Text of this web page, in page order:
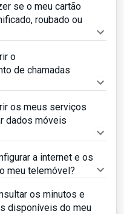
se o meu cartão
roubado ou
o
de chamadas
os meus serviços
dados móveis
a internet e os
meu telemóvel?
os minutos e
disponíveis do meu